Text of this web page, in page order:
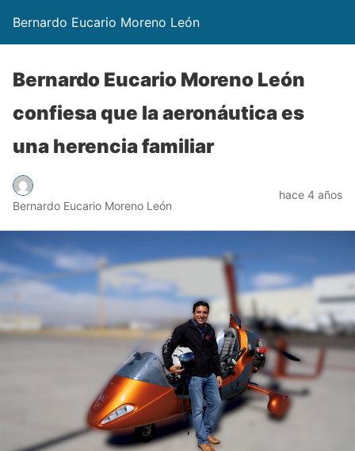
Bernardo Eucario Moreno León
Bernardo Eucario Moreno León
confiesa que la aeronáutica es
una herencia familiar
Bernardo Eucario Moreno León
hace 4 años